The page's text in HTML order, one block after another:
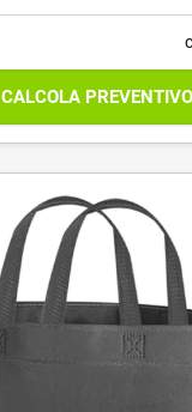
CALCOLA PREVENTIVO